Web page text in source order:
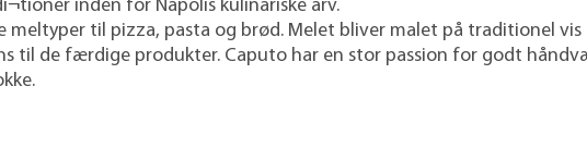
inden for Napolis kulinariske arv.
til pizza, pasta og brød. Melet bliver malet på traditionel
til de færdige produkter. Caputo har en stor passion for godt